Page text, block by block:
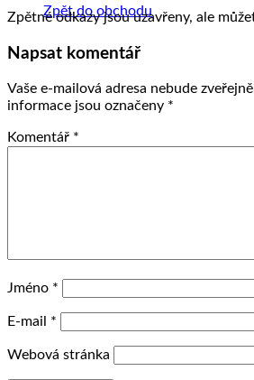
Zpět do obchodu
Zpětné odkazy jsou uzavřeny, ale
Napsat komentář
Vaše e-mailová adresa nebude
informace jsou označeny *
Komentář *
Jméno *
E-mail *
Webová stránka